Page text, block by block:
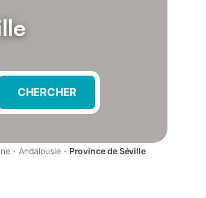
CHERCHER
· Andalousie · Province de Séville